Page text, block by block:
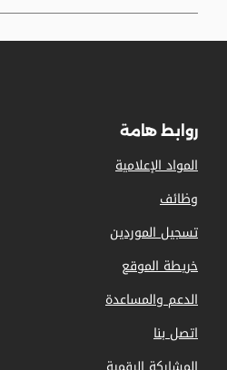
روابط هامة
المواد الإعلامية
وظائف
تسجيل الموردين
خريطة الموقع
الدعم والمساعدة
اتصل بنا